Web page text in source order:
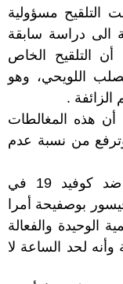
التلقيح مسؤولية
دراسة سابقة
التلقيح الخاص
اللويحي، وهو
.
أن هذه المغالطات
من نسبة عدم
المحاضرة التي كان عنوانها “اللقاح ضد كوفيد 19 في
بوصفيحة أمرا
الوحيدة والفعالة
وأنه لحد الساعة لا